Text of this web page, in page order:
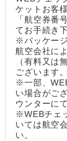
ケットお客
「航空券番
てお手続き
※パッケー
航空会社に
（有料又は
ございます。
※一部、
い場合がご
ウンターに
※WEBチェ
いては航空
い。